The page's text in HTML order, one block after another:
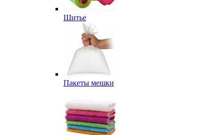
Шитье
Пакеты мешки